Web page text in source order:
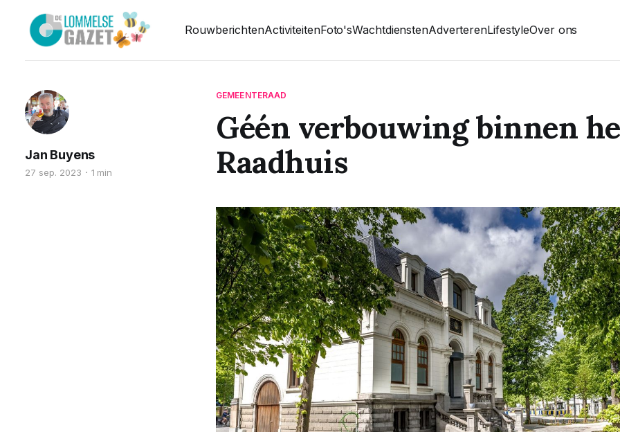
RouwberichtenActiviteitenFoto'sWachtdienstenAdverterenLifestyleOver ons
GEMEENTERAAD
Géén verbouwing binnen
Raadhuis
Jan Buyens
27 sep. 2023 1 min